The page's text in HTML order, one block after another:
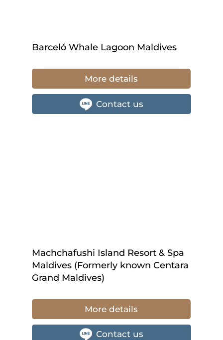
Barceló Whale Lagoon Maldives
More details
Contact us
Machchafushi Island Resort & Spa
Maldives (Formerly known Centara
Grand Maldives)
More details
Contact us